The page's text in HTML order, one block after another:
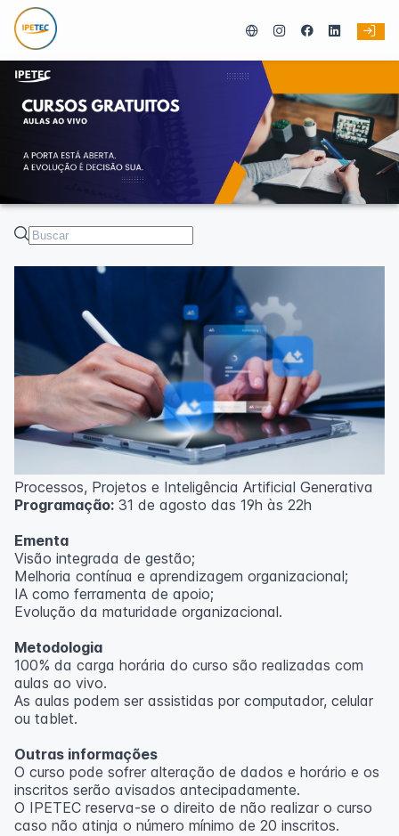
Processos, Projetos e Inteligência Artificial Generativa
Programação: 31 de agosto das 19h às 22h
Ementa
Visão integrada de gestão;
Melhoria contínua e aprendizagem organizacional;
IA como ferramenta de apoio;
Evolução da maturidade organizacional.
Metodologia
100% da carga horária do curso são realizadas com
aulas ao vivo.
As aulas podem ser assistidas por computador, celular
ou tablet.
Outras informações
O curso pode sofrer alteração de dados e horário e os
inscritos serão avisados ​​antecipadamente.
O IPETEC reserva-se o direito de não realizar o curso
caso não atinja o número mínimo de 20 inscritos.